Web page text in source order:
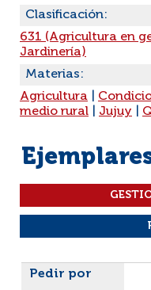
Clasificación:
631 (Agricultura en
Jardinería)
Materias:
Agricultura
medio rural
Jujuy
Liste des exemplaires